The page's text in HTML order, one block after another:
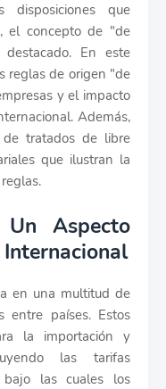
que
el concepto de "de
En este
reglas de origen "de
y el impacto
Además,
de tratados de libre
que ilustran la
Aspecto
Internacional
en una multitud de
entre países. Estos
la importación y
las tarifas
bajo las cuales los